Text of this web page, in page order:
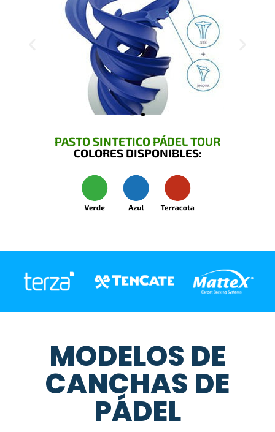
PASTO SINTETICO PÁDEL TOUR
COLORES DISPONIBLES:
MODELOS DE
CANCHAS DE
PÁDEL